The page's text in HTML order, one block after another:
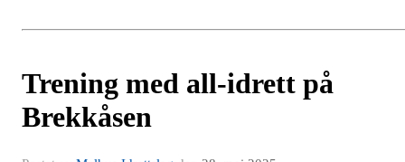
Trening med all-idrett på
Brekkåsen